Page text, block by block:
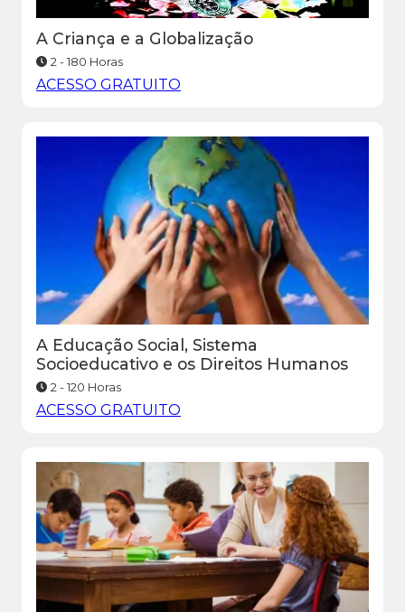
A Criança e a Globalização
2 - 180 Horas
ACESSO GRATUITO
A Educação Social, Sistema
Socioeducativo e os Direitos Humanos
2 - 120 Horas
ACESSO GRATUITO